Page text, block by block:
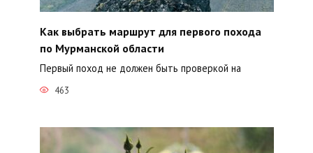
Как выбрать маршрут для первого похода
по Мурманской области
Первый поход не должен быть проверкой на
463